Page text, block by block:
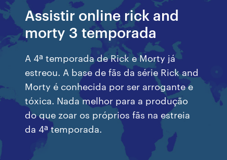
Assistir online rick and
morty 3 temporada
A 4ª temporada de Rick e Morty já
estreou. A base de fãs da série Rick and
Morty é conhecida por ser arrogante e
tóxica. Nada melhor para a produção
do que zoar os próprios fãs na estreia
da 4ª temporada.